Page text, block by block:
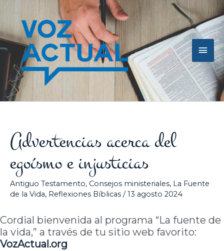
contenido
Advertencias acerca del
egoísmo e injusticias
Antiguo Testamento, Consejos ministeriales, La Fuente
de la Vida, Reflexiones Bíblicas /13 agosto 2024
Cordial bienvenida al programa “La fuente de
la vida,” a través de tu sitio web favorito:
VozActual.org